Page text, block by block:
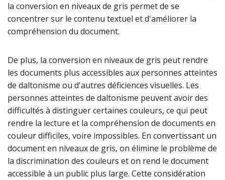
la conversion en niveaux de gris permet de se
concentrer sur le contenu textuel et d'améliorer la
compréhension du document.
De plus, la conversion en niveaux de gris peut rendre
les documents plus accessibles aux personnes atteintes
de daltonisme ou d'autres déficiences visuelles. Les
personnes atteintes de daltonisme peuvent avoir des
difficultés à distinguer certaines couleurs, ce qui peut
rendre la lecture et la compréhension de documents en
couleur difficiles, voire impossibles. En convertissant un
document en niveaux de gris, on élimine le problème de
la discrimination des couleurs et on rend le document
accessible à un public plus large. Cette considération